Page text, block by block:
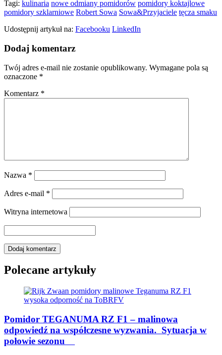
Tagi: kulinaria nowe odmiany pomidorów pomidory koktajlowe
pomidory szklarniowe Robert Sowa Sowa&Przyjaciele tęcza smaku
Udostępnij artykuł na: Facebooku LinkedIn
Dodaj komentarz
Twój adres e-mail nie zostanie opublikowany. Wymagane pola są
oznaczone *
Komentarz *
Nazwa *
Adres e-mail *
Witryna internetowa
Polecane artykuły
Pomidor TEGANUMA RZ F1 – malinowa
odpowiedź na współczesne wyzwania. Sytuacja w
połowie sezonu